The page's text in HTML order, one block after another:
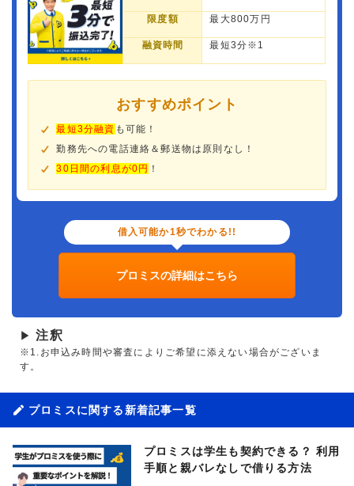
限度額 最大800万円
融資時間 最短3分※1
おすすめポイント
最短3分融資 も可能！
勤務先への電話連絡＆郵送物は原則なし！
30日間の利息が0円 ！
借入可能か1秒でわかる!!
プロミスの詳細はこちら
▶ 注釈
※1.お申込み時間や審査によりご希望に添えない場合がございま
す。
プロミスに関する新着記事一覧
プロミスは学生も契約できる？ 利用
手順と親バレなしで借りる方法